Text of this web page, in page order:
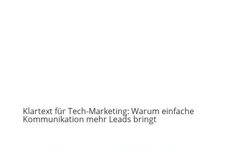
Klartext für Tech-Marketing: Warum einfache
Kommunikation mehr Leads bringt